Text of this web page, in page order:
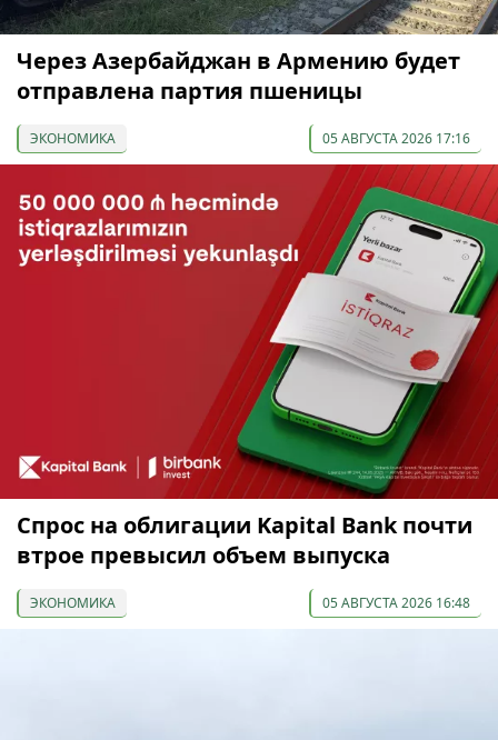
Через Азербайджан в Армению будет
отправлена партия пшеницы
ЭКОНОМИКА 05 АВГУСТА 2026 17:16
Спрос на облигации Kapital Bank почти
втрое превысил объем выпуска
ЭКОНОМИКА 05 АВГУСТА 2026 16:48